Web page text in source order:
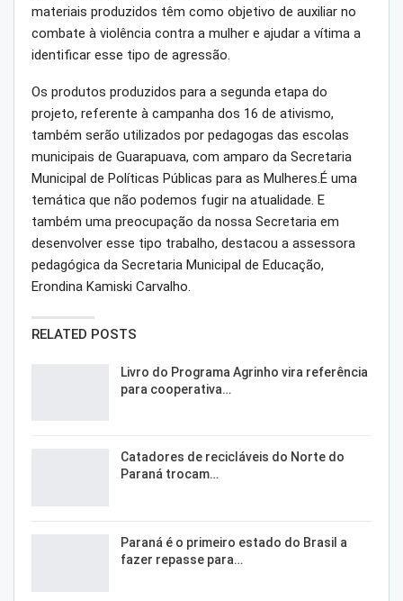
materiais produzidos têm como objetivo de auxiliar no
combate à violência contra a mulher e ajudar a vítima a
identificar esse tipo de agressão.
Os produtos produzidos para a segunda etapa do
projeto, referente à campanha dos 16 de ativismo,
também serão utilizados por pedagogas das escolas
municipais de Guarapuava, com amparo da Secretaria
Municipal de Políticas Públicas para as Mulheres.É uma
temática que não podemos fugir na atualidade. E
também uma preocupação da nossa Secretaria em
desenvolver esse tipo trabalho, destacou a assessora
pedagógica da Secretaria Municipal de Educação,
Erondina Kamiski Carvalho.
RELATED POSTS
Livro do Programa Agrinho vira referência
para cooperativa…
Catadores de recicláveis do Norte do
Paraná trocam…
Paraná é o primeiro estado do Brasil a
fazer repasse para…